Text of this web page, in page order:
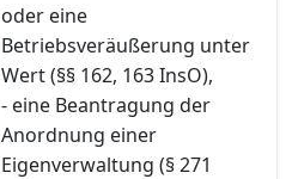
oder eine
Betriebsveräußerung unter
Wert (§§ 162, 163 InsO),
- eine Beantragung der
Anordnung einer
Eigenverwaltung (§ 271